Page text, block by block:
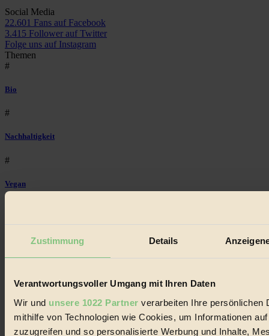
Zustimmung Details
Verantwortungsvoller Umgang mit Ihren Daten
Wir und unsere 1022 Partner verarbeiten Ihre persönlichen
mithilfe von Technologien wie Cookies, um Informationen
zuzugreifen und so personalisierte Werbung und Inhalte,
Social Media
22.601 Fans auf Facebook
3.415 Follower auf Twitter
Folge uns auf Instagram
Themen
#
Bio
#
Nachhaltigkeit
#
Vegan